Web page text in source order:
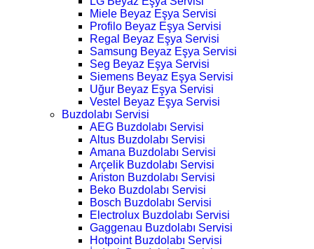
Miele Beyaz Eşya Servisi
Profilo Beyaz Eşya Servisi
Regal Beyaz Eşya Servisi
Samsung Beyaz Eşya Servisi
Seg Beyaz Eşya Servisi
Siemens Beyaz Eşya Servisi
Uğur Beyaz Eşya Servisi
Vestel Beyaz Eşya Servisi
Buzdolabı Servisi
AEG Buzdolabı Servisi
Altus Buzdolabı Servisi
Amana Buzdolabı Servisi
Arçelik Buzdolabı Servisi
Ariston Buzdolabı Servisi
Beko Buzdolabı Servisi
Bosch Buzdolabı Servisi
Electrolux Buzdolabı Servisi
Gaggenau Buzdolabı Servisi
Hotpoint Buzdolabı Servisi